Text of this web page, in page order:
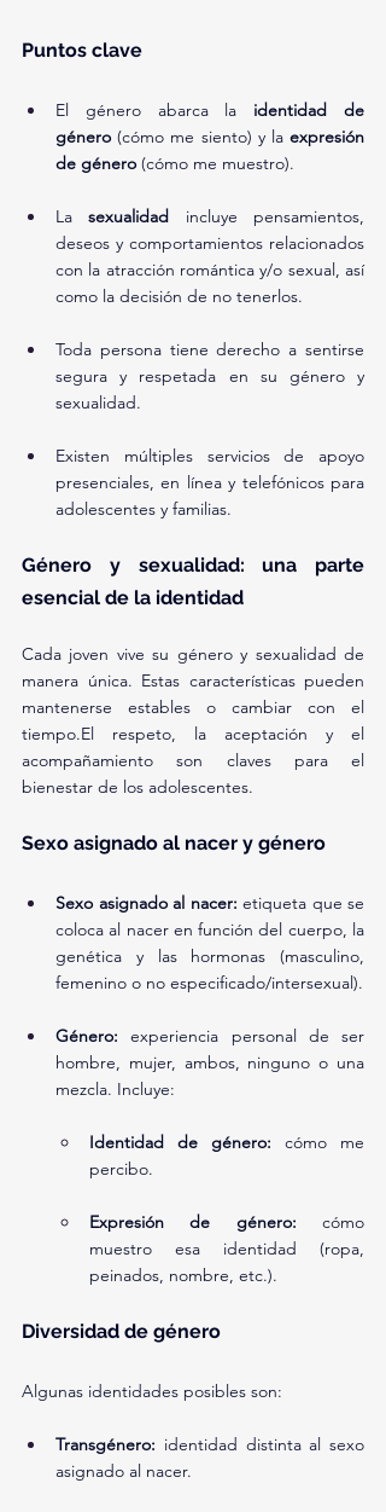
Puntos clave
El género abarca la identidad de
género (cómo me siento) y la expresión
de género (cómo me muestro).
La sexualidad incluye pensamientos,
deseos y comportamientos relacionados
con la atracción romántica y/o sexual, así
como la decisión de no tenerlos.
Toda persona tiene derecho a sentirse
segura y respetada en su género y
sexualidad.
Existen múltiples servicios de apoyo
presenciales, en línea y telefónicos para
adolescentes y familias.
Género y sexualidad: una parte
esencial de la identidad
Cada joven vive su género y sexualidad de
manera única. Estas características pueden
mantenerse estables o cambiar con el
tiempo.El respeto, la aceptación y el
acompañamiento son claves para el
bienestar de los adolescentes.
Sexo asignado al nacer y género
Sexo asignado al nacer: etiqueta que se
coloca al nacer en función del cuerpo, la
genética y las hormonas (masculino,
femenino o no especificado/intersexual).
Género: experiencia personal de ser
hombre, mujer, ambos, ninguno o una
mezcla. Incluye:
Identidad de género: cómo me
percibo.
Expresión de género: cómo
muestro esa identidad (ropa,
peinados, nombre, etc.).
Diversidad de género
Algunas identidades posibles son:
Transgénero: identidad distinta al sexo
asignado al nacer.